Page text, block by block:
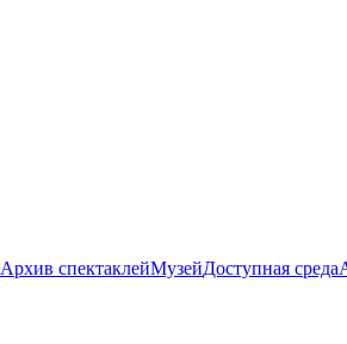
Архив спектаклейМузейДоступная среда